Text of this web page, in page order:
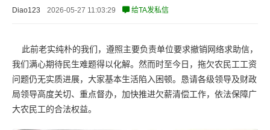
Diao123 2026-05-27 11:03:29 给TA发私信
此前老实纯朴的我们，遵照主要负责单位要求撤销网络求助信，
我们满心期待民生难题得以化解。然而时至今日，拖欠农民工工资
问题仍无实质进展，大家基本生活陷入困顿。恳请各级领导及财政
局领导高度关切、重点督办，加快推进欠薪清偿工作，依法保障广
大农民工的合法权益。